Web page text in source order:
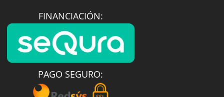
FINANCIACIÓN:
PAGO SEGURO: